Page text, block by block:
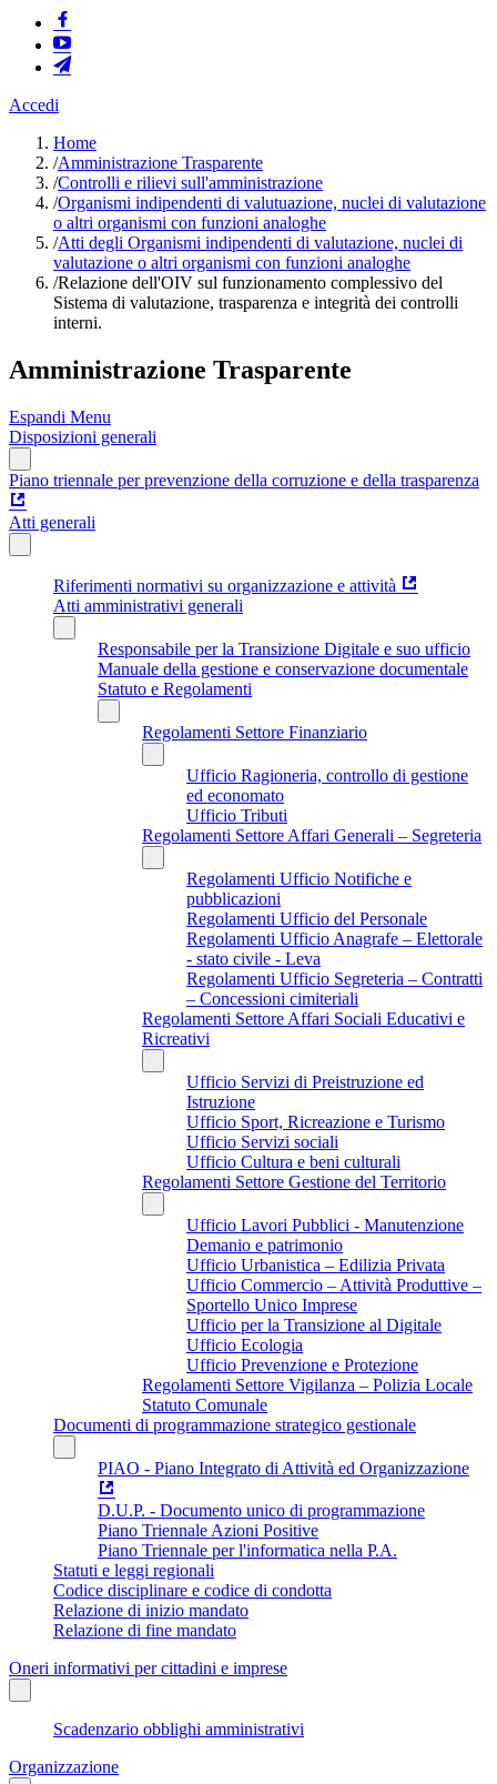
Accedi
Home
/Amministrazione Trasparente
/Controlli e rilievi sull'amministrazione
/Organismi indipendenti di valutuazione, nuclei di valutazione
o altri organismi con funzioni analoghe
/Atti degli Organismi indipendenti di valutazione, nuclei di
valutazione o altri organismi con funzioni analoghe
/Relazione dell'OIV sul funzionamento complessivo del
Sistema di valutazione, trasparenza e integrità dei controlli
interni.
Amministrazione Trasparente
Espandi Menu
Disposizioni generali
Piano triennale per prevenzione della corruzione e della trasparenza
Atti generali
Riferimenti normativi su organizzazione e attività
Atti amministrativi generali
Responsabile per la Transizione Digitale e suo ufficio
Manuale della gestione e conservazione documentale
Statuto e Regolamenti
Regolamenti Settore Finanziario
Ufficio Ragioneria, controllo di gestione
ed economato
Ufficio Tributi
Regolamenti Settore Affari Generali – Segreteria
Regolamenti Ufficio Notifiche e
pubblicazioni
Regolamenti Ufficio del Personale
Regolamenti Ufficio Anagrafe – Elettorale
- stato civile - Leva
Regolamenti Ufficio Segreteria – Contratti
– Concessioni cimiteriali
Regolamenti Settore Affari Sociali Educativi e
Ricreativi
Ufficio Servizi di Preistruzione ed
Istruzione
Ufficio Sport, Ricreazione e Turismo
Ufficio Servizi sociali
Ufficio Cultura e beni culturali
Regolamenti Settore Gestione del Territorio
Ufficio Lavori Pubblici - Manutenzione
Demanio e patrimonio
Ufficio Urbanistica – Edilizia Privata
Ufficio Commercio – Attività Produttive –
Sportello Unico Imprese
Ufficio per la Transizione al Digitale
Ufficio Ecologia
Ufficio Prevenzione e Protezione
Regolamenti Settore Vigilanza – Polizia Locale
Statuto Comunale
Documenti di programmazione strategico gestionale
PIAO - Piano Integrato di Attività ed Organizzazione
D.U.P. - Documento unico di programmazione
Piano Triennale Azioni Positive
Piano Triennale per l'informatica nella P.A.
Statuti e leggi regionali
Codice disciplinare e codice di condotta
Relazione di inizio mandato
Relazione di fine mandato
Oneri informativi per cittadini e imprese
Scadenzario obblighi amministrativi
Organizzazione